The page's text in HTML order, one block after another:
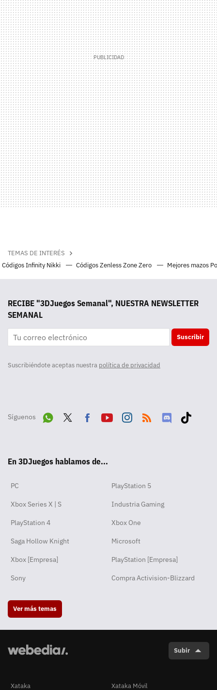
TEMAS DE INTERÉS
Códigos Infinity Nikki
Códigos Zenless Zone Zero Mejores mazos
RECIBE "3DJuegos Semanal", NUESTRA NEWSLETTER
SEMANAL
Suscribir
Suscribiéndote aceptas nuestra política de privacidad
Síguenos
pp
ok
En 3DJuegos hablamos de...
PC PlayStation 5
Xbox Series X | S Industria Gaming
PlayStation 4 Xbox One
Saga Hollow Knight Microsoft
Xbox [Empresa] PlayStation [Empresa]
Sony Compra Activision-Blizzard
Ver más temas
Subir
Xataka Xataka Móvil